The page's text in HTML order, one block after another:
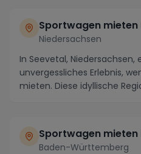
Sportwagen mieten
Niedersachsen
In Seevetal, Niedersachsen,
unvergessliches Erlebnis,
mieten. Diese idyllische
Sportwagen mieten
Baden-Württemberg